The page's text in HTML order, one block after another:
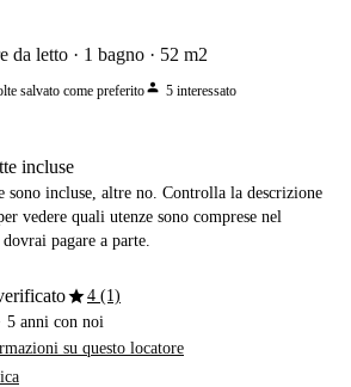
da letto 1 bagno 52 m2
salvato come preferitoperson 5 interessato
incluse
sono incluse, altre no. Controlla la descrizione
vedere quali utenze sono comprese nel
pagare a parte.
star4 (1)
5 anni con noi
su questo locatore